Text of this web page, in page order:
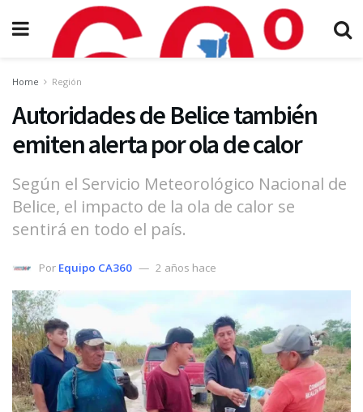
Home Región
Autoridades de Belice también
emiten alerta por ola de calor
Según el Servicio Meteorológico Nacional de
Belice, el impacto de la ola de calor se
sentirá en todo el país.
Por Equipo CA360 2 años hace